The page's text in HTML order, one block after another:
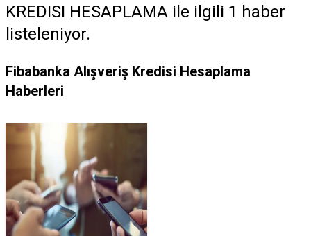
KREDISI HESAPLAMA ile ilgili 1 haber
listeleniyor.
Fibabanka Alışveriş Kredisi Hesaplama
Haberleri